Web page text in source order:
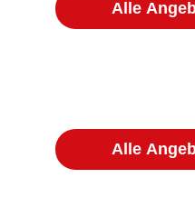
Alle
Alle